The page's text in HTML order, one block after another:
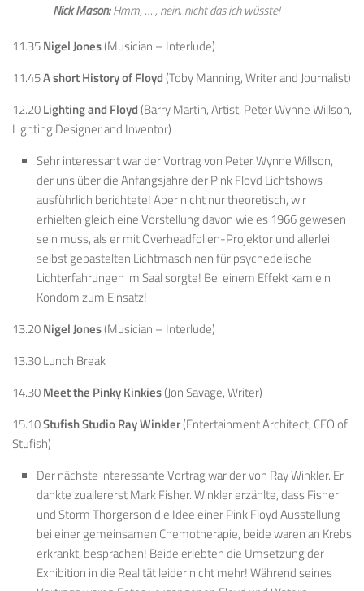
Nick Mason:Hmm, …., nein, nicht das ich wüsste!
11.35Nigel Jones(Musician – Interlude)
11.45A short History of Floyd(Toby Manning, Writer and Journalist)
12.20Lighting and Floyd(Barry Martin, Artist, Peter Wynne Willson,
Lighting Designer and Inventor)
Sehr interessant war der Vortrag von Peter Wynne Willson,
der uns über die Anfangsjahre der Pink Floyd Lichtshows
ausführlich berichtete! Aber nicht nur theoretisch, wir
erhielten gleich eine Vorstellung davon wie es 1966 gewesen
sein muss, als er mit Overheadfolien-Projektor und allerlei
selbst gebastelten Lichtmaschinen für psychedelische
Lichterfahrungen im Saal sorgte! Bei einem Effekt kam ein
Kondom zum Einsatz!
13.20Nigel Jones(Musician – Interlude)
13.30 Lunch Break
14.30Meet the Pinky Kinkies(Jon Savage, Writer)
15.10Stufish Studio Ray Winkler(Entertainment Architect, CEO of
Stufish)
Der nächste interessante Vortrag war der von Ray Winkler. Er
dankte zuallererst Mark Fisher. Winkler erzählte, dass Fisher
und Storm Thorgerson die Idee einer Pink Floyd Ausstellung
bei einer gemeinsamen Chemotherapie, beide waren an Krebs
erkrankt, besprachen! Beide erlebten die Umsetzung der
Exhibition in die Realität leider nicht mehr! Während seines